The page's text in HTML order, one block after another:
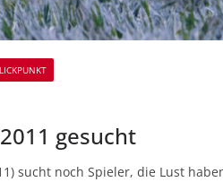
gesucht
sucht noch Spieler, die Lust